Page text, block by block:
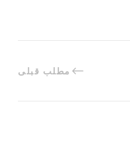
مطلب قبلی